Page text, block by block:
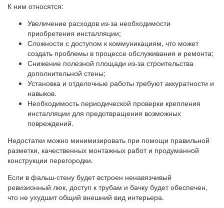
К ним относятся:
Увеличение расходов из-за необходимости
приобретения инсталляции;
Сложности с доступом к коммуникациям, что может
создать проблемы в процессе обслуживания и ремонта;
Снижение полезной площади из-за строительства
дополнительной стены;
Установка и отделочные работы требуют аккуратности и
навыков.
Необходимость периодической проверки крепления
инсталляции для предотвращения возможных
повреждений.
Недостатки можно минимизировать при помощи правильной
разметки, качественных монтажных работ и продуманной
конструкции перегородки.
Если в фальш-стену будет встроен ненавязчивый
ревизионный люк, доступ к трубам и бачку будет обеспечен,
что не ухудшит общий внешний вид интерьера.